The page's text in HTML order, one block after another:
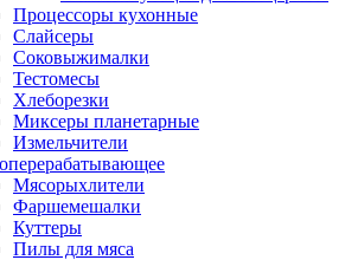
Процессоры кухонные
Слайсеры
Соковыжималки
Тестомесы
Хлеборезки
Миксеры планетарные
Измельчители
Мясорыхлители
Фаршемешалки
Куттеры
Пилы для мяса